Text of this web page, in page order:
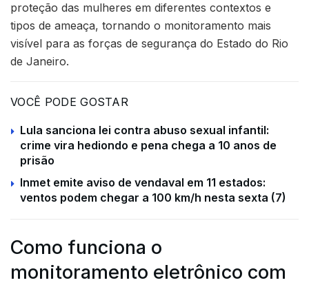
proteção das mulheres em diferentes contextos e
tipos de ameaça, tornando o monitoramento mais
visível para as forças de segurança do Estado do Rio
de Janeiro.
VOCÊ PODE GOSTAR
Lula sanciona lei contra abuso sexual infantil:
crime vira hediondo e pena chega a 10 anos de
prisão
Inmet emite aviso de vendaval em 11 estados:
ventos podem chegar a 100 km/h nesta sexta (7)
Como funciona o
monitoramento eletrônico com